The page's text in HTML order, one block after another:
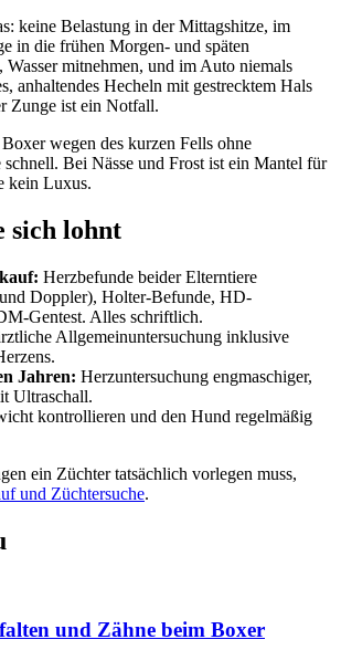
keine Belastung in der Mittagshitze, im
in die frühen Morgen- und späten
Wasser mitnehmen, und im Auto niemals
anhaltendes Hecheln mit gestrecktem Hals
Zunge ist ein Notfall.
wegen des kurzen Fells ohne
Bei Nässe und Frost ist ein Mantel für
kein Luxus.
sich lohnt
Herzbefunde beider Elterntiere
Doppler), Holter-Befunde, HD-
Gentest. Alles schriftlich.
Allgemeinuntersuchung inklusive
Jahren: Herzuntersuchung engmaschiger,
Ultraschall.
kontrollieren und den Hund regelmäßig
ein Züchter tatsächlich vorlegen muss,
und Züchtersuche.
und Zähne beim Boxer